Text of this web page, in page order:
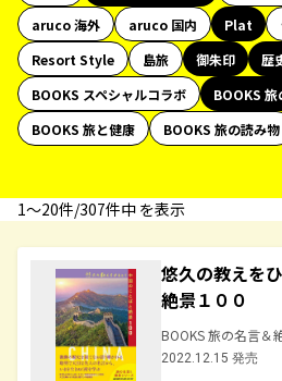
aruco 海外
aruco 国内 Plat
Resort Style
島旅 御朱印 歴
BOOKS スペシャルコラボ
BOOKS 旅
BOOKS 旅と健康
BOOKS 旅の読み物
1〜20件/307件中 を表示
悠久の教えを
絶景１００
BOOKS 旅の名言＆
2022.12.15 発売